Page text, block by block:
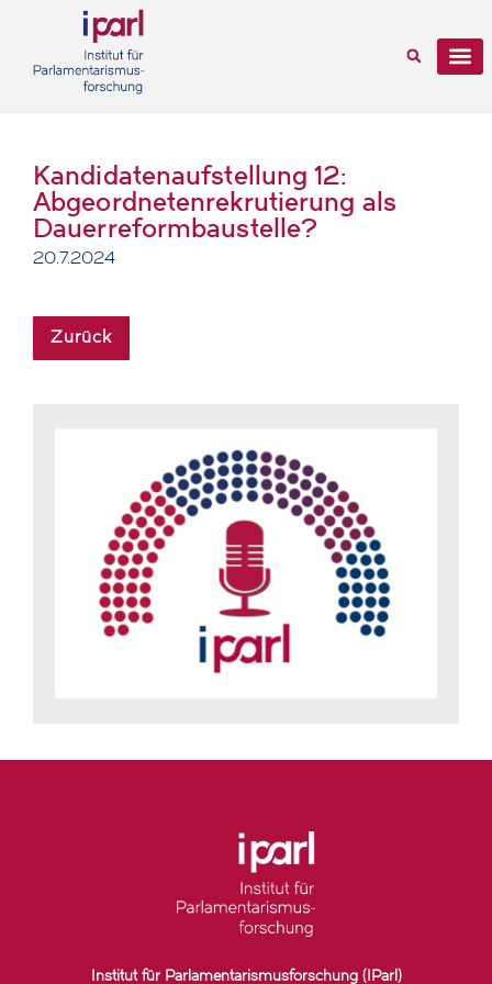
Kandidatenaufstellung 12:
Abgeordnetenrekrutierung als
Dauerreformbaustelle?
20.7.2024
Zurück
Institut für Parlamentarismusforschung (IParl)